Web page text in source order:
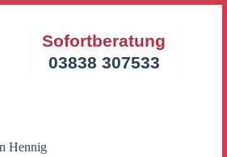
Hennig
Sofortberatung
03838 307533